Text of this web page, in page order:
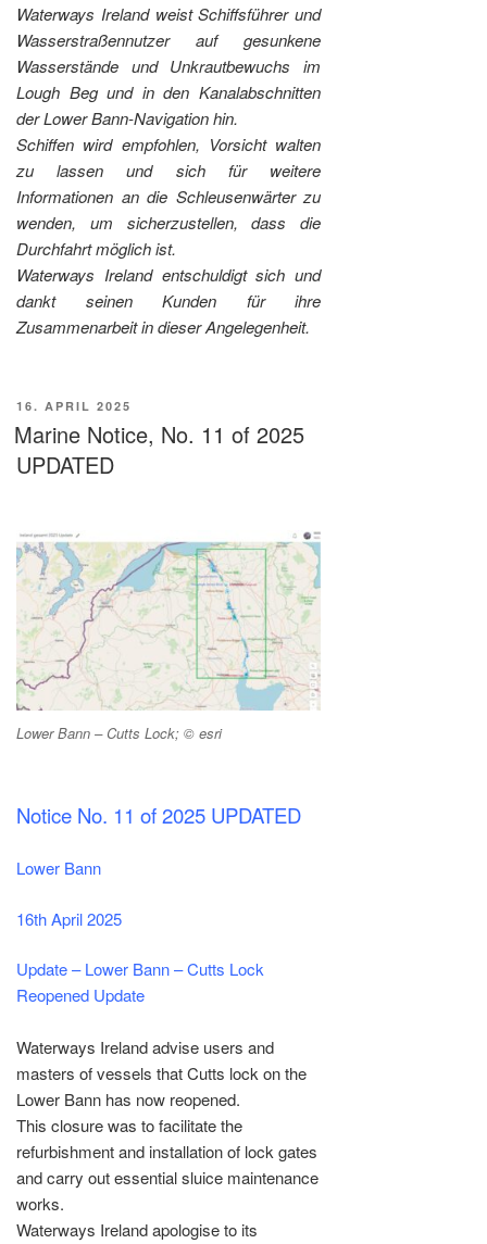
Waterways Ireland weist Schiffsführer und
Wasserstraßennutzer auf gesunkene
Wasserstände und Unkrautbewuchs im
Lough Beg und in den Kanalabschnitten
der Lower Bann-Navigation hin.
Schiffen wird empfohlen, Vorsicht walten
zu lassen und sich für weitere
Informationen an die Schleusenwärter zu
wenden, um sicherzustellen, dass die
Durchfahrt möglich ist.
Waterways Ireland entschuldigt sich und
dankt seinen Kunden für ihre
Zusammenarbeit in dieser Angelegenheit.
VERÖFFENTLICHT
AM
16. APRIL 2025
Marine Notice, No. 11 of 2025
UPDATED
Lower Bann – Cutts Lock; © esri
Notice No. 11 of 2025 UPDATED
Lower Bann
16th April 2025
Update – Lower Bann – Cutts Lock
Reopened Update
Waterways Ireland advise users and
masters of vessels that Cutts lock on the
Lower Bann has now reopened.
This closure was to facilitate the
refurbishment and installation of lock gates
and carry out essential sluice maintenance
works.
Waterways Ireland apologise to its